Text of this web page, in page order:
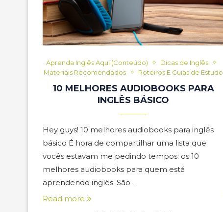
Aprenda Inglês Aqui (Conteúdo)
Dicas de Inglês
Materiais Recomendados
Roteiros E Guias de Estudo
10 MELHORES AUDIOBOOKS PARA
INGLÊS BÁSICO
Hey guys! 10 melhores audiobooks para inglês
básico É hora de compartilhar uma lista que
vocês estavam me pedindo tempos: os 10
melhores audiobooks para quem está
aprendendo inglês. São …
Read more